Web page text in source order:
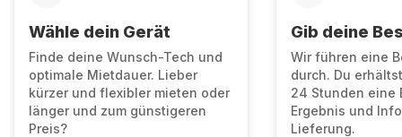
Wähle dein Gerät
Finde deine Wunsch-Tech und
optimale Mietdauer. Lieber
kürzer und flexibler mieten oder
länger und zum günstigeren
Preis?
Gib deine
Wir führen eine
durch. Du
24 Stunden eine
Ergebnis und
Lieferung.